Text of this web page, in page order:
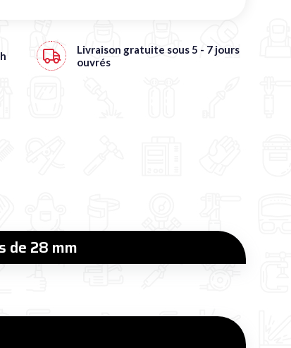
Livraison gratuite sous 5 - 7 jours
ouvrés
de 28 mm